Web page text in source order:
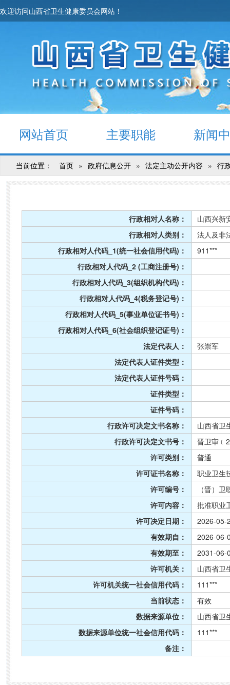
欢迎访问山西省卫生健康委员会网站！
网站首页 主要职能 新闻
当前位置： 首页 » 政府信息公开 » 法定主动公开内容 » 行
行政相对人名称：
山西兴新
行政相对人类别：
法人及非
行政相对人代码_1(统一社会信用代码)：
911***
行政相对人代码_2 (工商注册号)：
行政相对人代码_3(组织机构代码)：
行政相对人代码_4(税务登记号)：
行政相对人代码_5(事业单位证书号)：
行政相对人代码_6(社会组织登记证号)：
法定代表人：
张崇军
法定代表人证件类型：
法定代表人证件号码：
证件类型：
证件号码：
行政许可决定文书名称：
山西省卫
行政许可决定文书号：
晋卫审
许可类别：
普通
许可证书名称：
职业卫生
许可编号：
（晋）
许可内容：
批准职业
许可决定日期：
2026-05-
有效期自：
2026-06-
有效期至：
2031-06-
许可机关：
山西省卫
许可机关统一社会信用代码：
111***
当前状态：
有效
数据来源单位：
山西省卫
数据来源单位统一社会信用代码：
111***
备注：